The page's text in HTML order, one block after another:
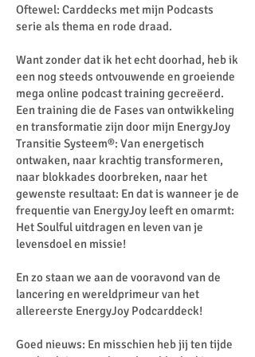
Oftewel: Carddecks met mijn Podcasts
serie als thema en rode draad.
Want zonder dat ik het echt doorhad, heb ik
een nog steeds ontvouwende en groeiende
mega online podcast training gecreëerd.
Een training die de Fases van ontwikkeling
en transformatie zijn door mijn EnergyJoy
Transitie Systeem®: Van energetisch
ontwaken, naar krachtig transformeren,
naar blokkades doorbreken, naar het
gewenste resultaat: En dat is wanneer je de
frequentie van EnergyJoy leeft en omarmt:
Het Soulful uitdragen en leven van je
levensdoel en missie!
En zo staan we aan de vooravond van de
lancering en wereldprimeur van het
allereerste EnergyJoy Podcarddeck!
Goed nieuws: En misschien heb jij ten tijde